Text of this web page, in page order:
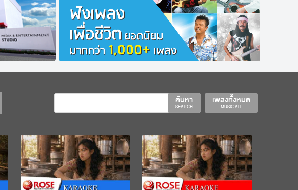
เพลงทั้งหมด
MUSIC ALL
ค้นหา
SEARCH